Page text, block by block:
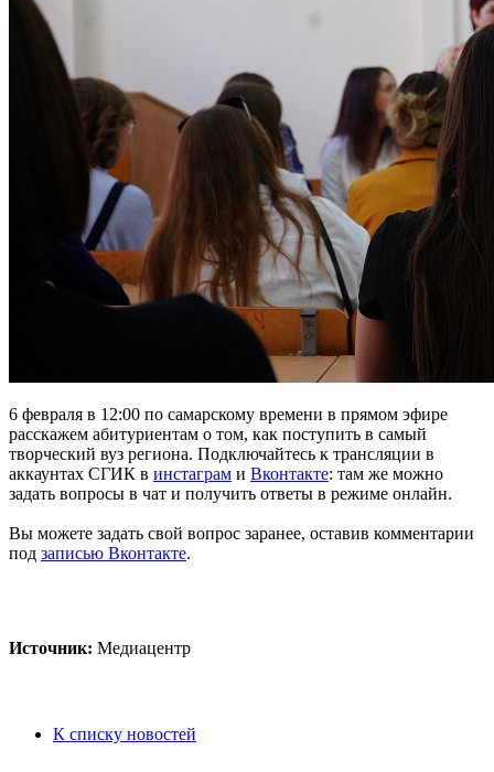
6 февраля в 12:00 по самарскому времени в прямом эфире
расскажем абитуриентам о том, как поступить в самый
творческий вуз региона. Подключайтесь к трансляции в
аккаунтах СГИК в инстаграм и Вконтакте: там же можно
задать вопросы в чат и получить ответы в режиме онлайн.
Вы можете задать свой вопрос заранее, оставив комментарии
под записью Вконтакте.
Источник: Медиацентр
К списку новостей